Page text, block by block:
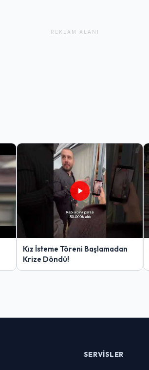
REKLAM ALANI
Kız İsteme Töreni Başlamadan
Krize Döndü!
SERVISLER